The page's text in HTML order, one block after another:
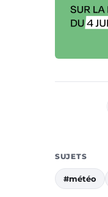
SUJETS
#météo